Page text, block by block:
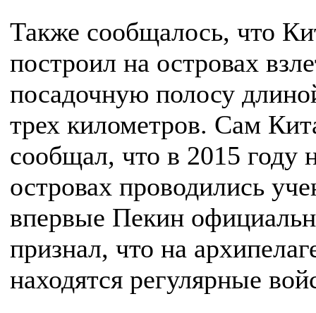
Также сообщалось, что
построил на островах
посадочную полосу
трех километров. Сам
сообщал, что в 2015 году
островах проводились
впервые Пекин
признал, что на
находятся регулярные